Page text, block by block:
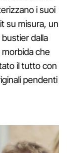
i suoi
su misura, un
dalla
morbida che
il tutto con
pendenti